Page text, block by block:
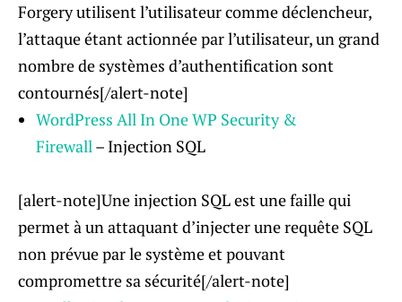
Forgery utilisent l’utilisateur comme déclencheur,
l’attaque étant actionnée par l’utilisateur, un grand
nombre de systèmes d’authentification sont
contournés[/alert-note]
WordPress All In One WP Security &
Firewall– Injection SQL
[alert-note]Une injection SQL est une faille qui
permet à un attaquant d’injecter une requête SQL
non prévue par le système et pouvant
compromettre sa sécurité[/alert-note]